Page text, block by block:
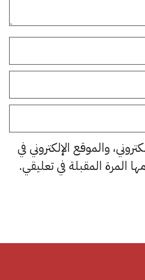
والموقع الإلكتروني في
المرة المقبلة في تعليقي.